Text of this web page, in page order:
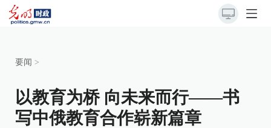
要闻 >
以教育为桥 向未来而行——书
写中俄教育合作崭新篇章